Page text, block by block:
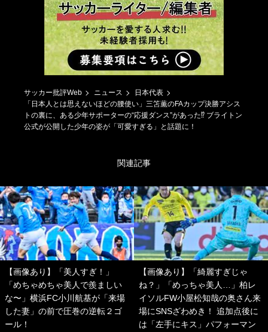
サッカー批評Web ニュース
日本代表
「日本人とは思えないほどの腰使い」三笘薫のFAカップ決勝アシス
トの裏に、ある少年サポーターの“応援ダンス”があった⁉ ブライトン
公式が公開した少年の姿が「可愛すぎる」と話題に！
関連記事
【画像あり】「美人すぎ！」
「めちゃめちゃ美人で羨ましい
な〜」横浜FC小川航基が「来場
した妻」の前で圧巻の逆転２ゴ
ール！
【画像あり】「綺麗すぎじゃ
ね？」「めっちゃ美人…」柏レ
イソルFW小屋松知哉の奥さん来
場にSNSざわめき！ 追加点後に
は「左手にキス」パフォーマン